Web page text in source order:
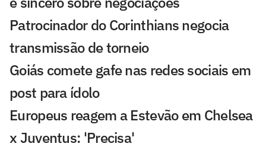
Patrocinador do Corinthians negocia
transmissão de torneio
Goiás comete gafe nas redes sociais em
post para ídolo
Europeus reagem a Estevão em Chelsea
x Juventus: 'Precisa'